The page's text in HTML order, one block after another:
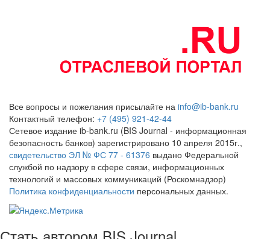
Все вопросы и пожелания присылайте на info@ib-bank.ru
Контактный телефон: +7 (495) 921-42-44
Сетевое издание ib-bank.ru (BIS Journal - информационная
безопасность банков) зарегистрировано 10 апреля 2015г.,
свидетельство ЭЛ № ФС 77 - 61376 выдано Федеральной
службой по надзору в сфере связи, информационных
технологий и массовых коммуникаций (Роскомнадзор)
Политика конфиденциальности персональных данных.